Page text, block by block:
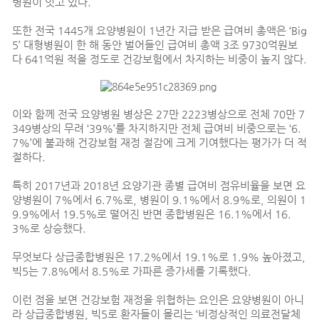
또한 전국 1445개 요양병원이 1년간 지급 받은 급여비 총액은 ‘Big
5’ 대형병원이 한 해 동안 벌어들인 급여비 총액 3조 9730억원보
다 641억원 적을 정도로 건강보험에서 차지하는 비중이 높지 않다.
이와 함께 전국 요양병원 병상은 27만 2223병상으로 전체 70만 7
349병상의 무려 ‘39%’를 차지하지만 전체 급여비 비중으로는 ‘6.
7%’에 불과해 건강보험 재정 절감에 크게 기여했다는 평가가 더 적
절하다.
특히 2017년과 2018년 요양기관 종별 급여비 점유비율을 보면 요
양병원이 7%에서 6.7%로, 병원이 9.1%에서 8.9%로, 의원이 1
9.9%에서 19.5%로 떨어진 반면 종합병원은 16.1%에서 16.
3%로 상승했다.
무엇보다 상급종합병원은 17.2%에서 19.1%로 1.9% 높아졌고,
빅5는 7.8%에서 8.5%로 가파른 증가세를 기록했다.
이런 점을 보면 건강보험 재정을 위협하는 요인은 요양병원이 아니
라 상급종합병원, 빅5로 환자들이 몰리는 ‘비정상적인 의료전달체